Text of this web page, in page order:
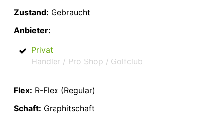
Zustand: Gebraucht
Anbieter:
Privat
Händler / Pro Shop / Golfclub
Flex: R-Flex (Regular)
Schaft: Graphitschaft